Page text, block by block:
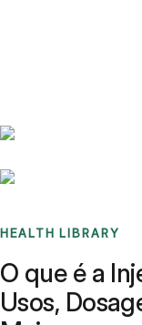
HEALTH LIBRARY
O que é a
Usos,